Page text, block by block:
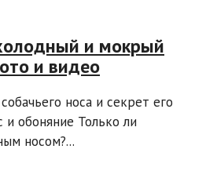
и мокрый
и видео
носа и секрет его
обоняние Только ли
носом?...